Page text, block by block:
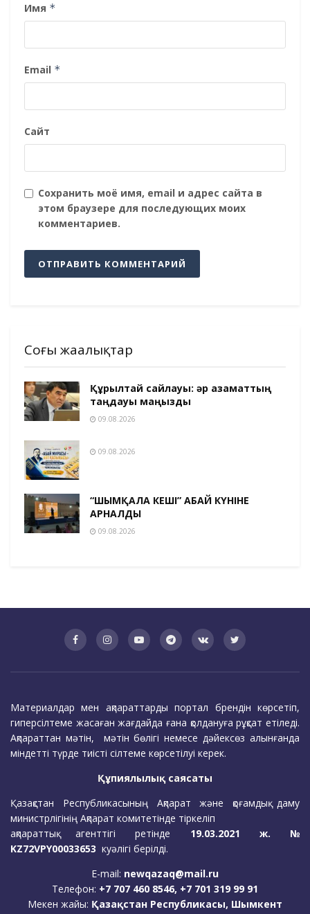
Имя *
Email *
Сайт
Сохранить моё имя, email и адрес сайта в
этом браузере для последующих моих
комментариев.
Соңғы жаңалықтар
Құрылтай сайлауы: әр азаматтың
таңдауы маңызды
09.08.2026
09.08.2026
“ШЫМҚАЛА КЕШІ” АБАЙ КҮНІНЕ
АРНАЛДЫ
09.08.2026
Материалдар мен ақпараттарды портал брендін көрсетіп,
гиперсілтеме жасаған жағдайда ғана қолдануға рұқсат етіледі.
Ақпараттан мәтін, мәтін бөлігі немесе дәйексөз алынғанда
міндетті түрде тиісті сілтеме көрсетілуі керек.
Құпиялылық саясаты
Қазақстан Республикасының Ақпарат және қоғамдық даму
министрлігінің Ақпарат комитетінде тіркеліп
ақпараттық агенттігі ретінде 19.03.2021 ж. №
KZ72VPY00033653 куәлігі берілді.
E-mail: newqazaq@mail.ru
Телефон: +7 707 460 8546, +7 701 319 99 91
Мекен жайы: Қазақстан Республикасы, Шымкент